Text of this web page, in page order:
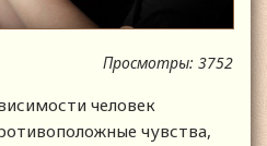
Просмотры: 3752
человек
чувства,